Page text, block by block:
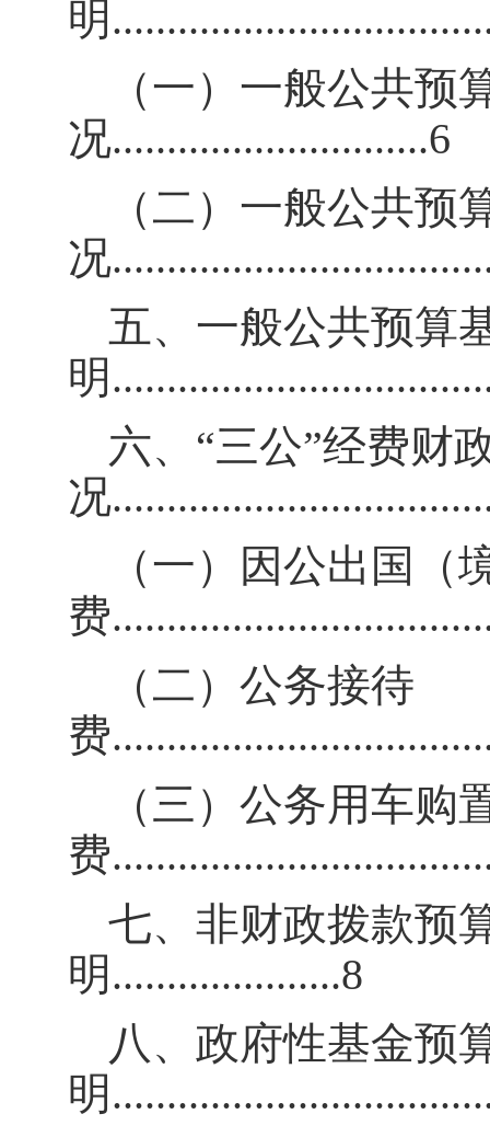
明
（一）一般公共预
况.............................6
（二）一般公共预
况
五、一般公共预算
明
六、 “三公”经费财
况
（一）因公出国（
费
（二）公务接待
费
（三）公务用车购
费
七、非财政拨款预
明.....................8
八、政府性基金预
明